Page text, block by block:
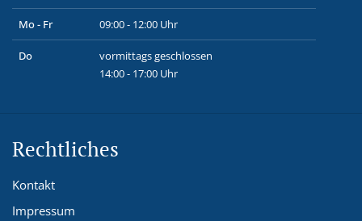
Mo - Fr 09:00 - 12:00 Uhr
Do
vormittags geschlossen
14:00 - 17:00 Uhr
Rechtliches
Kontakt
Impressum